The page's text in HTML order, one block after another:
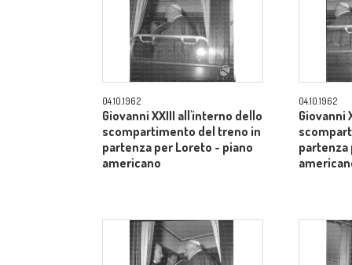
04.10.1962
Giovanni XXIII all'interno dello
scompartimento del treno in
partenza per Loreto - piano
americano
04.10.1962
Giovanni
partenza